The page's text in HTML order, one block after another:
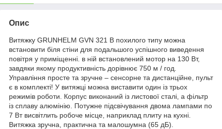
Опис
Витяжку GRUNHELM GVN 321 B похилого типу можна
встановити біля стіни для подальшого успішного виведення
повітря у приміщенні. в ній встановлений мотор на 130 Вт,
завдяки якому продуктивність дорівнює 750 м / год.
Управління просте та зручне – сенсорне та дистанційне, пульт
є в комплекті! У витяжці можна виставити один із трьох
режимів роботи. Корпус виконаний із листової сталі, а фільтр
із сплаву алюмінію. Потужне підсвічування двома лампами по
7 Вт висвітлить робоче місце, наприклад плиту на кухні.
Витяжка зручна, практична та малошумна (65 дБ).